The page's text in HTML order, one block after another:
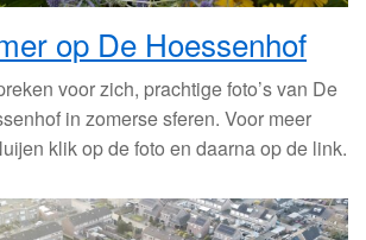
op De Hoessenhof
voor zich, prachtige foto’s van De
in zomerse sferen. Voor meer
klik op de foto en daarna op de link.